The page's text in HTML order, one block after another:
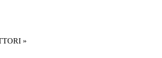
»